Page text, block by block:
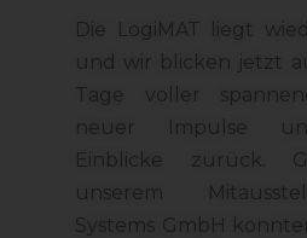
Die LogiMAT liegt
und wir blicken jetzt
Tage voller
neuer Impulse
Einblicke zurück.
unserem
Systems GmbH